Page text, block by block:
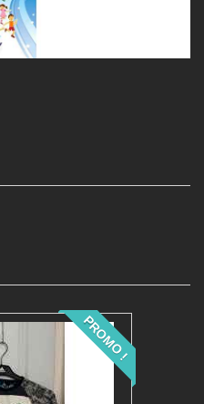
PROMO !